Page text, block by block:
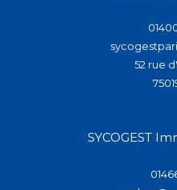
52 rue
SYCOGEST